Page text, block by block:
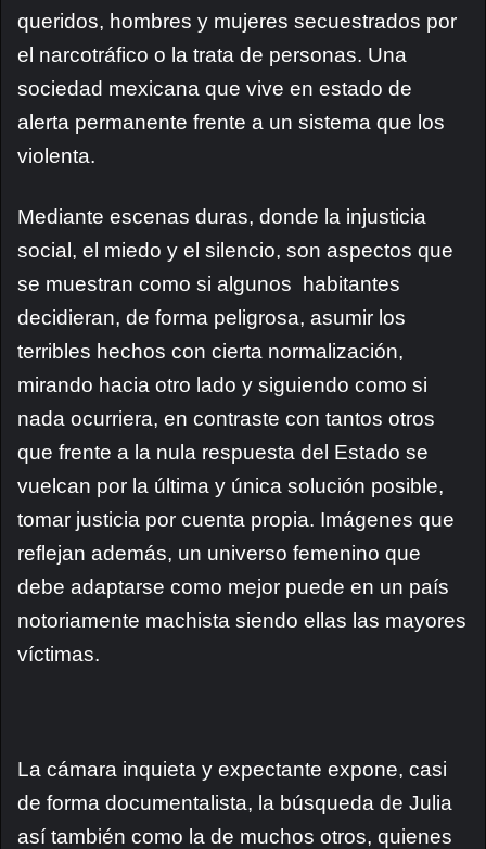
queridos, hombres y mujeres secuestrados por
el narcotráfico o la trata de personas. Una
sociedad mexicana que vive en estado de
alerta permanente frente a un sistema que los
violenta.
Mediante escenas duras, donde la injusticia
social, el miedo y el silencio, son aspectos que
se muestran como si algunos habitantes
decidieran, de forma peligrosa, asumir los
terribles hechos con cierta normalización,
mirando hacia otro lado y siguiendo como si
nada ocurriera, en contraste con tantos otros
que frente a la nula respuesta del Estado se
vuelcan por la última y única solución posible,
tomar justicia por cuenta propia. Imágenes que
reflejan además, un universo femenino que
debe adaptarse como mejor puede en un país
notoriamente machista siendo ellas las mayores
víctimas.
La cámara inquieta y expectante expone, casi
de forma documentalista, la búsqueda de Julia
así también como la de muchos otros, quienes